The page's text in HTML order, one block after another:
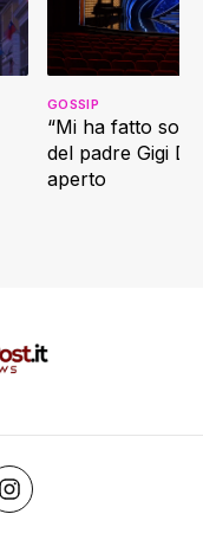
“Mi ha fatto
del padre Gigi
aperto
GOSSIP